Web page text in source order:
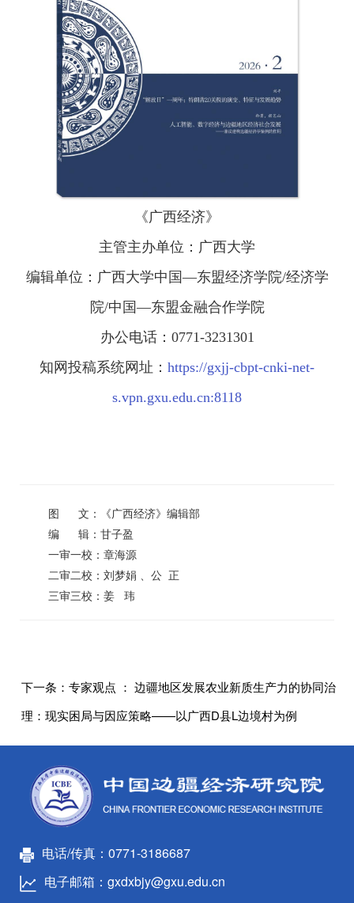
《广西经济》
主管主办单位：广西大学
编辑单位：广西大学中国—东盟经济学院/经济学
院/中国—东盟金融合作学院
办公电话：0771-3231301
知网投稿系统网址： https://gxjj-cbpt-cnki-net-
s.vpn.gxu.edu.cn:8118
图 文：《广西经济》编辑部
编 辑：甘子盈
一审一校：章海源
二审二校：刘梦娟 、公 正
三审三校：姜 玮
下一条： 专家观点 ： 边疆地区发展农业新质生产力的协同治
理：现实困局与因应策略——以广西D县L边境村为例
电话/传真：0771-3186687
电子邮箱：gxdxbjy@gxu.edu.cn